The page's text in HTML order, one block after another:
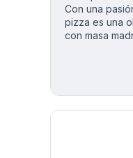
Con una
pizza es una
con masa
textura y
que una
Pizza es un